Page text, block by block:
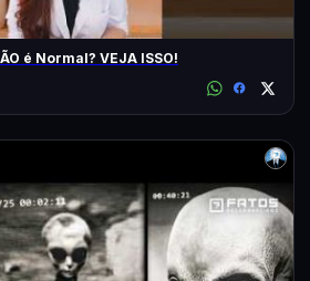
é Normal? VEJA ISSO!